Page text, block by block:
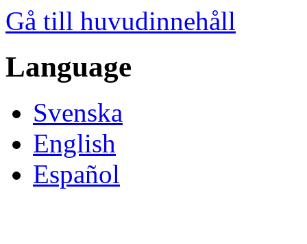
Gå till huvudinnehåll
Language
Svenska
English
Español